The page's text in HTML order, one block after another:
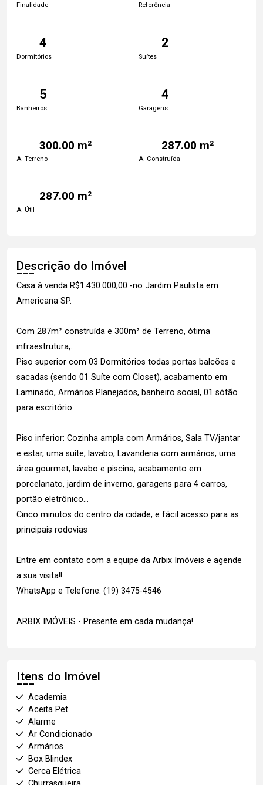
Finalidade Referência
4
Dormitórios
2
Suítes
5
Banheiros
4
Garagens
300.00 m²
A. Terreno
287.00 m²
A. Construída
287.00 m²
A. Útil
Descrição do Imóvel
Casa à venda R$1.430.000,00 -no Jardim Paulista em
Americana SP.
Com 287m² construída e 300m² de Terreno, ótima
infraestrutura,.
Piso superior com 03 Dormitórios todas portas balcões e
sacadas (sendo 01 Suíte com Closet), acabamento em
Laminado, Armários Planejados, banheiro social, 01 sótão
para escritório.
Piso inferior: Cozinha ampla com Armários, Sala TV/jantar
e estar, uma suíte, lavabo, Lavanderia com armários, uma
área gourmet, lavabo e piscina, acabamento em
porcelanato, jardim de inverno, garagens para 4 carros,
portão eletrônico...
Cinco minutos do centro da cidade, e fácil acesso para as
principais rodovias
Entre em contato com a equipe da Arbix Imóveis e agende
a sua visita!!
WhatsApp e Telefone: (19) 3475-4546
ARBIX IMÓVEIS - Presente em cada mudança!
Itens do Imóvel
Academia
Aceita Pet
Alarme
Ar Condicionado
Armários
Box Blindex
Cerca Elétrica